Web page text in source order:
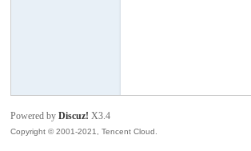
Powered byDiscuz! X3.4
Copyright © 2001-2021, Tencent Cloud.